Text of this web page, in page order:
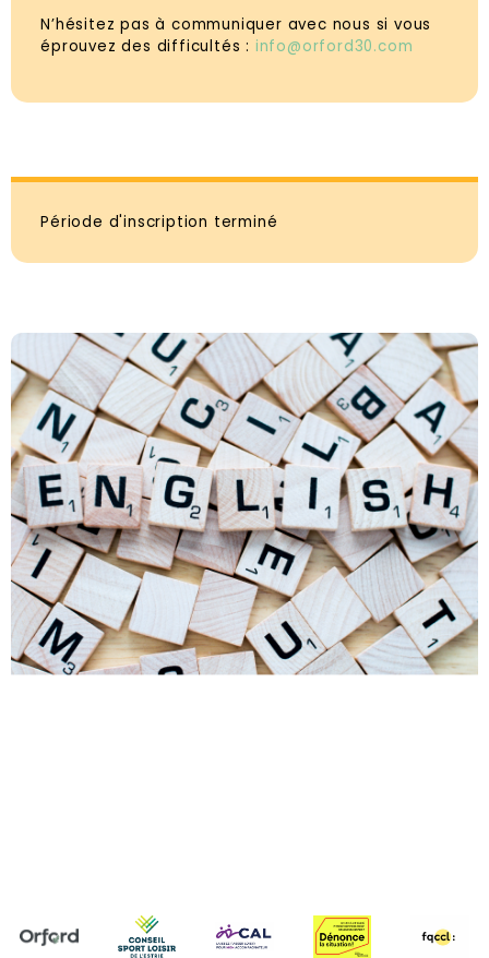
N’hésitez pas à communiquer avec nous si vous
éprouvez des difficultés : info@orford30.com
Période d'inscription terminé